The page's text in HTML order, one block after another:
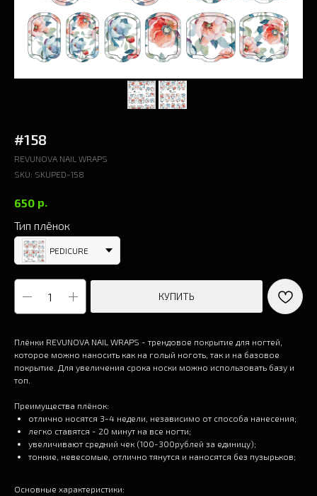
#158
REVUNOVA NAIL WRAPS
SKU: SKUPED-158
650 р.
Тип плёнок
PEDICURE
КУПИТЬ
Плёнки REVUNOVA NAIL WRAPS - трендовое покрытие для ногтей,
которое можно наносить как на голый ноготь, так и на базовое
покрытие. Для увеличения срока носки можно использовать базу и
топ.
Преимущества плёнок:
отлично носятся 3-4 недели, независимо от способа нанесения;
легко ставятся - 20 минут на все ногти;
увеличивают средний чек (100-300рублей за единицу);
тонкие, невесомые, отлично тянутся и наносятся без пузырьков;
Основные характеристики: